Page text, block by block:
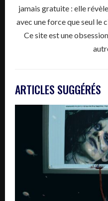
jamais gratuite : elle
avec une force que seul le
Ce site est une
ARTICLES SUGGÉRÉS